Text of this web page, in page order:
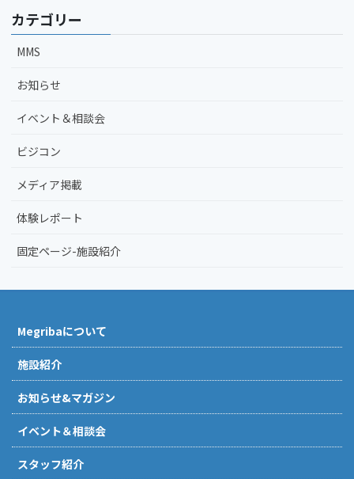
カテゴリー
MMS
お知らせ
イベント＆相談会
ビジコン
メディア掲載
体験レポート
固定ページ-施設紹介
Megribaについて
施設紹介
お知らせ&マガジン
イベント＆相談会
スタッフ紹介